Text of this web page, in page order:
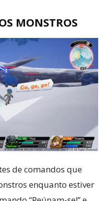
MONSTROS
de comandos que
enquanto estiver